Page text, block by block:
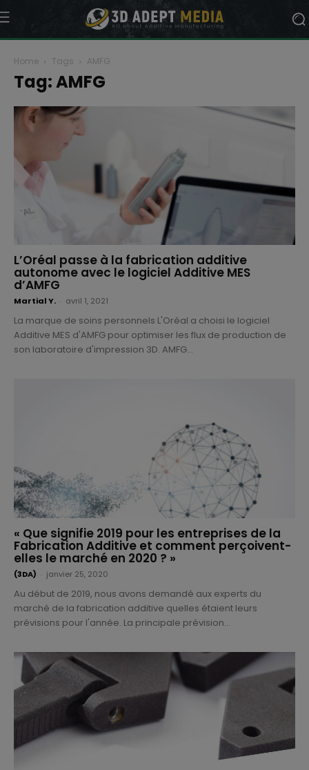
Home Tags AMFG
Tag: AMFG
L’Oréal passe à la fabrication additive
autonome avec le logiciel Additive MES
d’AMFG
Martial Y. avril 1, 2021
La marque de soins personnels L'Oréal a choisi le logiciel
Additive MES d'AMFG pour optimiser les flux de production de
son laboratoire d'impression 3D. AMFG...
« Que signifie 2019 pour les entreprises de la
Fabrication Additive et comment perçoivent-
elles le marché en 2020 ? »
(3DA) janvier 25, 2020
Au début de 2019, nous avons demandé aux experts du
marché de la fabrication additive quelles étaient leurs
prévisions pour l'année. La principale prévision...